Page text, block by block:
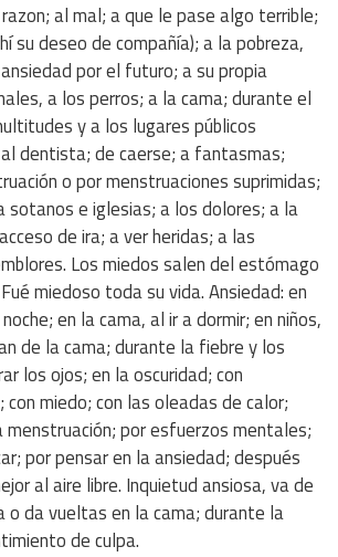
al mal; a que le pase algo terrible;
sudeseo de compañía); a la pobreza,
por el futuro; a su propia
a los perros; a la cama; durante el
y a los lugares públicos
dentista; de caerse; a fantasmas;
o por menstruaciones suprimidas;
sotanos e iglesias; a los dolores; a la
de ira; a ver heridas; a las
Los miedos salen del estómago
miedoso toda su vida. Ansiedad: en
en la cama, al ir a dormir; en niños,
de la cama; durante la fiebre y los
los ojos; en la oscuridad; con
con miedo; con las oleadas de calor;
por esfuerzos mentales;
por pensar en la ansiedad; después
al aire libre. Inquietud ansiosa, va de
o da vueltas en la cama; durante la
de culpa.